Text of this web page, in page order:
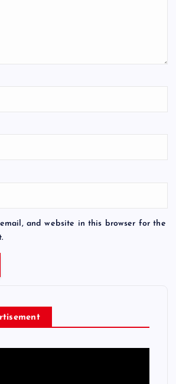
and website in this browser for the